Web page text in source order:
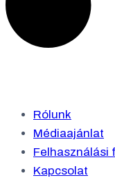
Rólunk
Médiaajánlat
Felhasználási
Kapcsolat